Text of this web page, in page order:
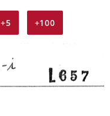
+5 +100